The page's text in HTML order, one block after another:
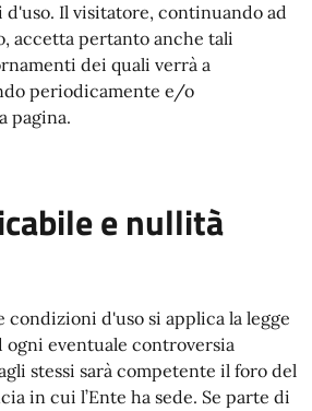
Il visitatore, continuando ad
accetta pertanto anche tali
dei quali verrà a
periodicamente e/o
pagina.
e nullità
d'uso si applica la legge
ogni eventuale controversia
stessi sarà competente il foro del
in cui l’Ente ha sede. Se parte di